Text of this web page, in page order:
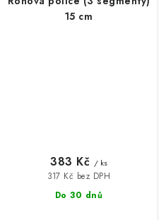
15 cm
Do 30 dnů
317 Kč bez DPH
383 Kč / ks